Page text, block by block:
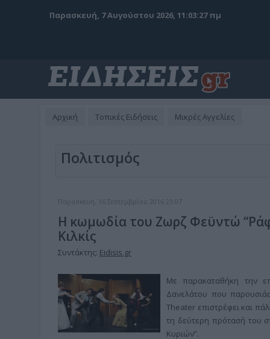
Παρασκευή, 7 Αυγούστου 2026, 11:03:27 πμ
Αρχική Τοπικές Ειδήσεις Μικρές Αγγελίες
Πολιτισμός
Παρασκευή, 16 Σεπτεμβρίου 2016 23:07
Η κωμωδία του Ζωρζ Φεϋντώ
Κιλκίς
Συντάκτης: Eidisis.gr
Με παρακαταθήκη την
Δανελάτου που
Theater επιστρέφει και
τη δεύτερη πρότασή του
Κυριών”.